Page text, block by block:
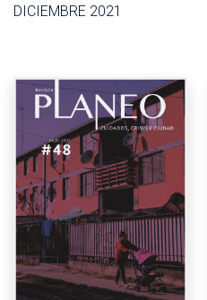
DICIEMBRE 2021